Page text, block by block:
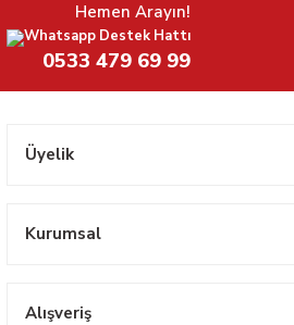
Hemen Arayın!
Whatsapp Destek Hattı
0533 479 69 99
Üyelik
Kurumsal
Alışveriş